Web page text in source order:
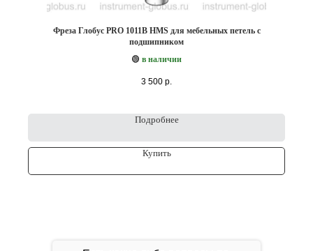
Фреза Глобус PRO 1011B HMS для мебельных петель с
подшипником
🟢 в наличии
3 500 р.
Подробнее
Купить